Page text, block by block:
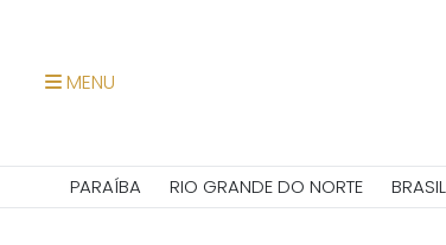
MENU
PARAÍBA RIO GRANDE DO NORTE BRASIL